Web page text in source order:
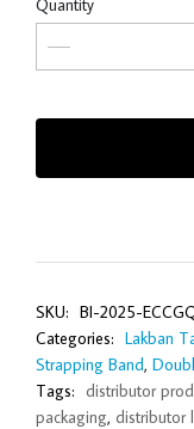
Quantity
SKU: BI-2025-
Categories: Lakban
Strapping Band,
Tags: distributor
packaging, distributor